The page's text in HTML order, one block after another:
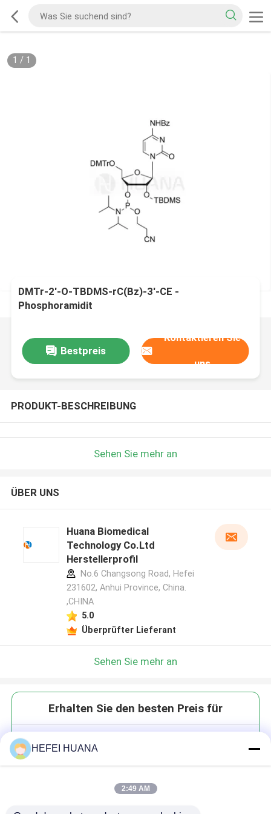
1 / 1
DMTr-2'-O-TBDMS-rC(Bz)-3'-CE -
Phosphoramidit
Bestpreis
Kontaktieren Sie
uns
PRODUKT-BESCHREIBUNG
Sehen Sie mehr an
ÜBER UNS
Huana Biomedical
Technology Co.Ltd
Herstellerprofil
No.6 Changsong Road, Hefei
231602, Anhui Province, China.
,CHINA
5.0
Überprüfter Lieferant
Sehen Sie mehr an
Erhalten Sie den besten Preis für
HEFEI HUANA
2:49 AM